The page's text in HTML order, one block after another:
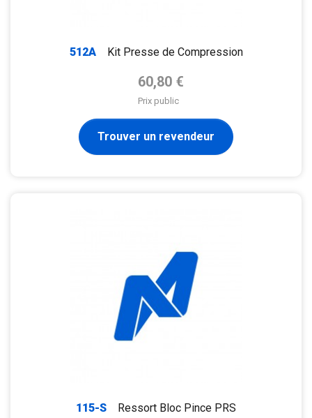
512A
Kit Presse de Compression
Prix de base
60,80 €
Prix public
Trouver un revendeur
115-S
Ressort Bloc Pince PRS